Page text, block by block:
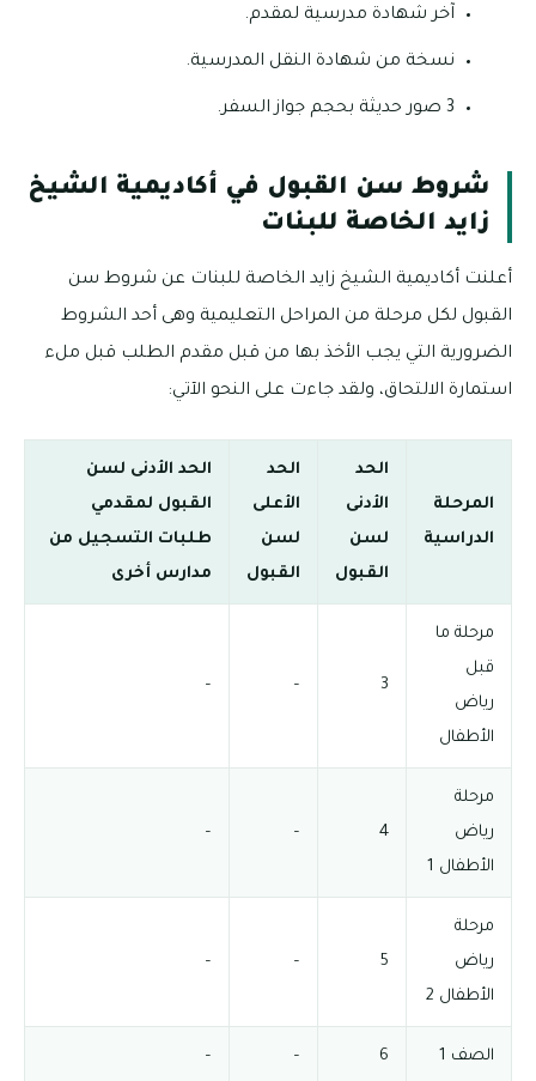
آخر شهادة مدرسية لمقدم.
نسخة من شهادة النقل المدرسية.
3 صور حديثة بحجم جواز السفر.
شروط سن القبول في أكاديمية الشيخ
زايد الخاصة للبنات
أعلنت أكاديمية الشيخ زايد الخاصة للبنات عن شروط سن
القبول لكل مرحلة من المراحل التعليمية وهى أحد الشروط
الضرورية التي يجب الأخذ بها من قبل مقدم الطلب قبل ملء
استمارة الالتحاق، ولقد جاءت على النحو الآتي:
المرحلة
الدراسية
الحد
الأدنى
لسن
القبول
الحد
الأعلى
لسن
القبول
الحد الأدنى لسن
القبول لمقدمي
طلبات التسجيل من
مدارس أخرى
مرحلة ما
قبل
رياض
الأطفال
3
–
–
مرحلة
رياض
الأطفال 1
4
–
–
مرحلة
رياض
الأطفال 2
5
–
–
الصف 1 6
–
–